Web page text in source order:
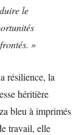
le
»
résilience, la
héritière
bleu à imprimés
travail, elle